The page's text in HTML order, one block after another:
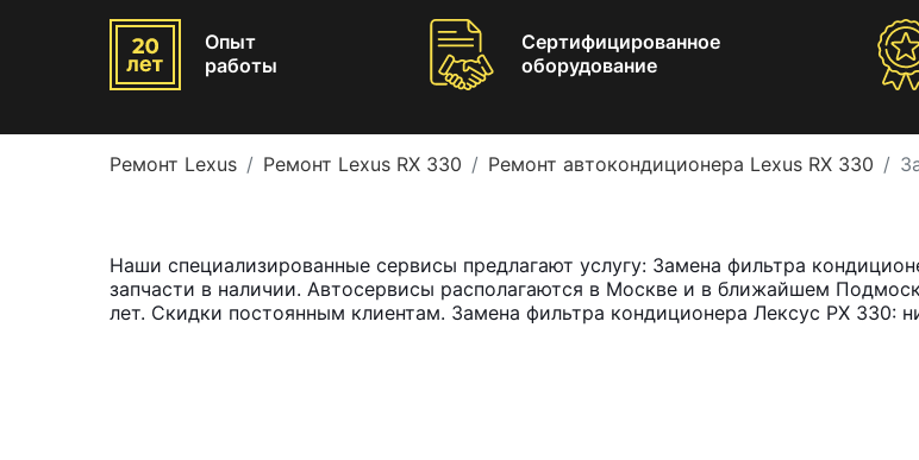
Опыт
работы
Сертифицированное
оборудование
Ремонт Lexus Ремонт Lexus RX 330 Ремонт автокондиционера Lexus RX 330
Наши специализированные сервисы предлагают услугу: Замена фильтра
запчасти в наличии. Автосервисы располагаются в Москве и в ближайшем
лет. Скидки постоянным клиентам. Замена фильтра кондиционера Лексус РХ 330: